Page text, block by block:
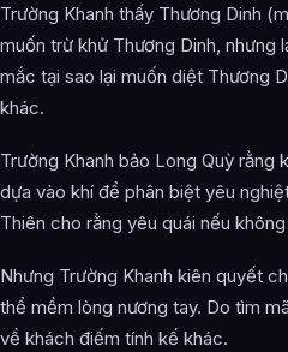
Trường Khanh thấy Thương Dinh
muốn trừ khử Thương Dinh, nhưng
mắc tại sao lại muốn diệt Thương
khác.
Trường Khanh bảo Long Quỳ rằng
dựa vào khí để phân biệt yêu
Thiên cho rằng yêu quái nếu
Nhưng Trường Khanh kiên quyết
thể mềm lòng nương tay. Do tìm
về khách điếm tính kế khác.